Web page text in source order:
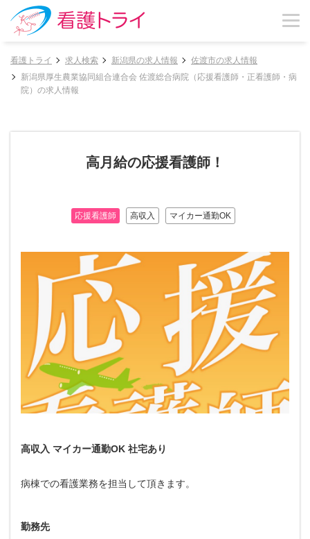
看護トライ 求人検索 新潟県の求人情報
佐渡市の求人情報
新潟県厚生農業協同組合連合会 佐渡総合病院（応援看護師・正看護師・病
院）の求人情報
高月給の応援看護師！
応援看護師 高収入 マイカー通勤OK
高収入 マイカー通勤OK 社宅あり
病棟での看護業務を担当して頂きます。
勤務先